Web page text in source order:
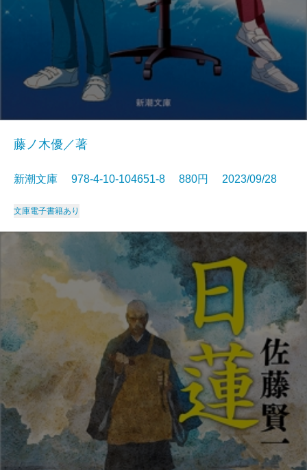
藤ノ木優／著
新潮文庫 978-4-10-104651-8 880円 2023/09/28
文庫電子書籍あり